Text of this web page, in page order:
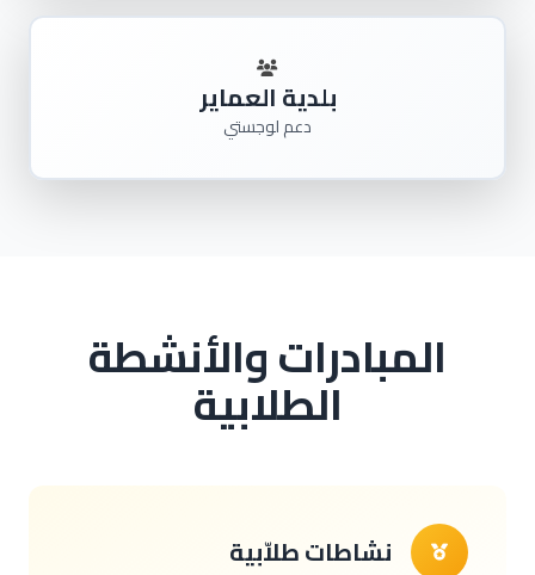
بلدية العماير
دعم لوجستي
المبادرات والأنشطة
الطلابية
نشاطات طلاّبية